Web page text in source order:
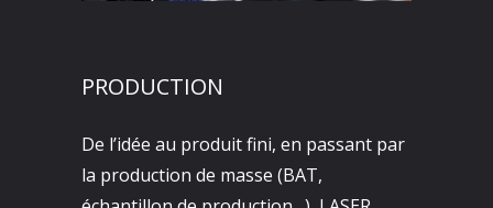
PRODUCTION
De l’idée au produit fini, en passant par
la production de masse (BAT,